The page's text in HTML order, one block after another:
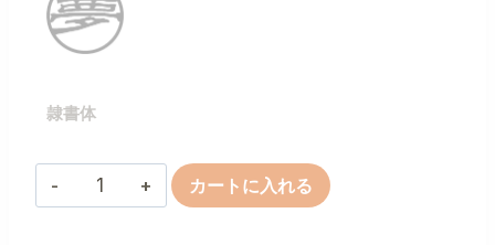
隷書体
華
カートに入れる